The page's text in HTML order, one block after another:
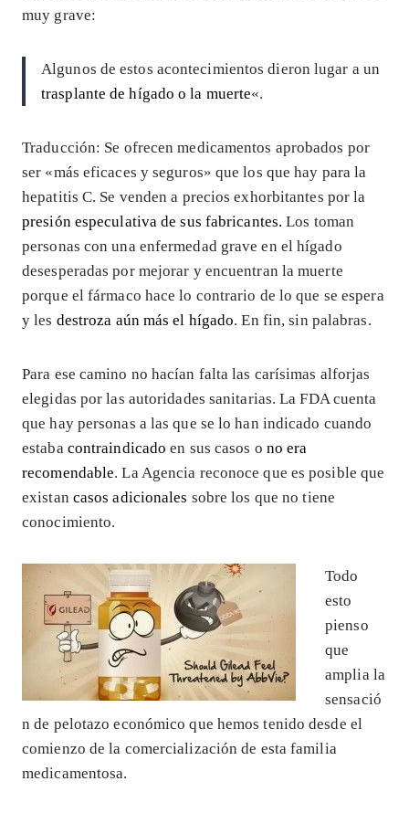
muy grave:
Algunos de estos acontecimientos dieron lugar a un
trasplante de hígado o la muerte«.
Traducción: Se ofrecen medicamentos aprobados por
ser «más eficaces y seguros» que los que hay para la
hepatitis C. Se venden a precios exhorbitantes por la
presión especulativa de sus fabricantes. Los toman
personas con una enfermedad grave en el hígado
desesperadas por mejorar y encuentran la muerte
porque el fármaco hace lo contrario de lo que se espera
y les destroza aún más el hígado. En fin, sin palabras.
Para ese camino no hacían falta las carísimas alforjas
elegidas por las autoridades sanitarias. La FDA cuenta
que hay personas a las que se lo han indicado cuando
estaba contraindicado en sus casos o no era
recomendable. La Agencia reconoce que es posible que
existan casos adicionales sobre los que no tiene
conocimiento.
Todo
esto
pienso
que
amplia la
sensació
n de pelotazo económico que hemos tenido desde el
comienzo de la comercialización de esta familia
medicamentosa.